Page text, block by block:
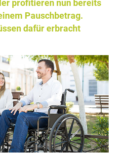
profitieren nun bereits
Pauschbetrag.
dafür erbracht